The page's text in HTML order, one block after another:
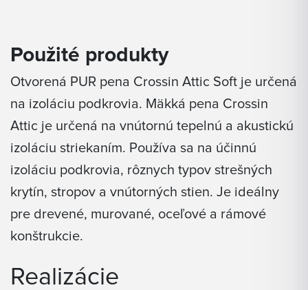
Použité produkty
Otvorená PUR pena Crossin Attic Soft je určená
na izoláciu podkrovia. Mäkká pena Crossin
Attic je určená na vnútornú tepelnú a akustickú
izoláciu striekaním. Používa sa na účinnú
izoláciu podkrovia, rôznych typov strešných
krytín, stropov a vnútorných stien. Je ideálny
pre drevené, murované, oceľové a rámové
konštrukcie.
Realizácie